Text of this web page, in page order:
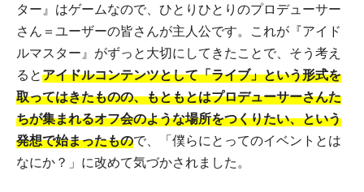
ター』はゲームなので、ひとりひとりのプロデューサー
さん＝ユーザーの皆さんが主人公です。これが『アイド
ルマスター』がずっと大切にしてきたことで、そう考え
るとアイドルコンテンツとして「ライブ」という形式を
取ってはきたものの、もともとはプロデューサーさんた
ちが集まれるオフ会のような場所をつくりたい、という
発想で始まったもので、「僕らにとってのイベントとは
なにか？」に改めて気づかされました。